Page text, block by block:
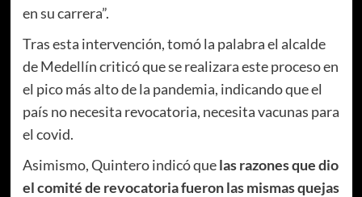
en su carrera”.
Tras esta intervención, tomó la palabra el alcalde
de Medellín criticó que se realizara este proceso en
el pico más alto de la pandemia, indicando que el
país no necesita revocatoria, necesita vacunas para
el covid.
Asimismo, Quintero indicó quelas razones que dio
el comité de revocatoria fueron las mismas quejas